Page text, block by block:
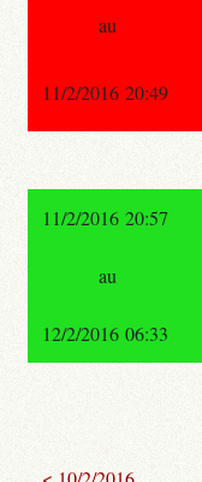
au
11/2/2016 20:49
11/2/2016 20:57
au
12/2/2016 06:33